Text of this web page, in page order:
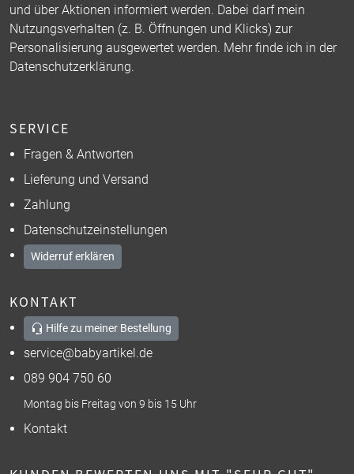
und über Aktionen informiert werden. Dabei darf mein
Nutzungsverhalten (z. B. Öffnungen und Klicks) zur
Personalisierung ausgewertet werden. Mehr finde ich in der
Datenschutzerklärung.
SERVICE
Fragen & Antworten
Lieferung und Versand
Zahlung
Datenschutzeinstellungen
Widerruf erklären
KONTAKT
Hilfe zu meiner Bestellung
service@babyartikel.de
089 904 750 60
Montag bis Freitag von 9 bis 15 Uhr
Kontakt